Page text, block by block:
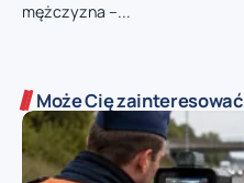
mężczyzna –...
Może Cię zainteresować